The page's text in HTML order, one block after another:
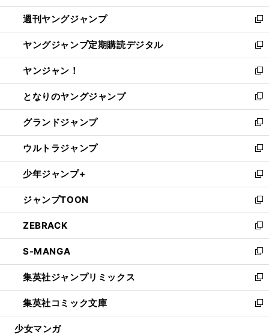
開
く
ウ
で
開
く
ン
ド
ウ
で
開
く
ウ
ィ
ン
ド
ウ
で
開
く
週刊ヤングジャンプ
新
し
い
ウ
ィ
ン
ド
ウ
で
開
く
ヤングジャンプ定期購読デジタル
新
し
い
ウ
ィ
ン
ド
ウ
で
開
く
ヤンジャン！
新
し
い
ウ
ィ
ン
ド
ウ
で
開
く
となりのヤングジャンプ
新
し
い
ウ
ィ
ン
ド
ウ
で
開
く
グランドジャンプ
新
し
い
ウ
ィ
ン
ド
ウ
で
開
く
ウルトラジャンプ
新
し
い
ウ
ィ
ン
ド
ウ
で
開
く
少年ジャンプ+
新
し
い
ウ
ィ
ン
ド
ウ
で
開
く
ジャンプTOON
新
し
い
ウ
ィ
ン
ド
ウ
で
開
ZEBRACK
新
し
い
ウ
ィ
ン
ド
ウ
S-MANGA
新
し
い
ウ
ィ
ン
集英社ジャンプリミックス
新
し
い
ウ
集英社コミック文庫
新
し
少女マンガ